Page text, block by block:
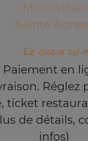
Sainte
Le choix du
Paiement en
Réglez
ticket
de détails,
infos)